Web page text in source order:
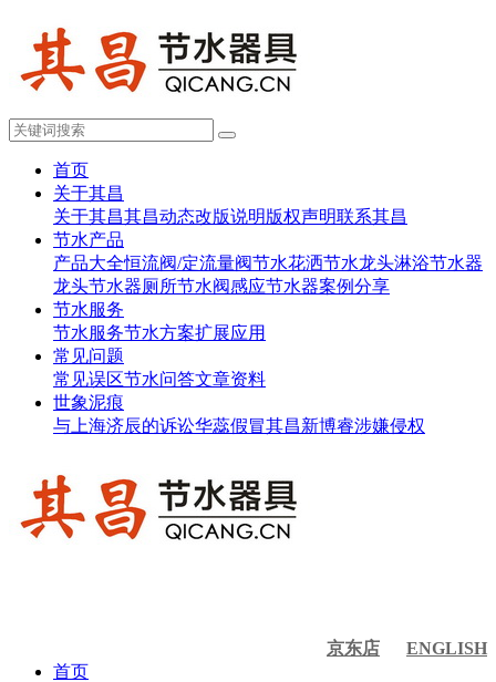
首页
关于其昌
关于其昌其昌动态改版说明版权声明联系其昌
节水产品
产品大全恒流阀/定流量阀节水花洒节水龙头淋浴节水器
龙头节水器厕所节水阀感应节水器案例分享
节水服务
节水服务节水方案扩展应用
常见问题
常见误区节水问答文章资料
世象泥痕
与上海济辰的诉讼华蕊假冒其昌新博睿涉嫌侵权
京东店
ENGLISH
首页